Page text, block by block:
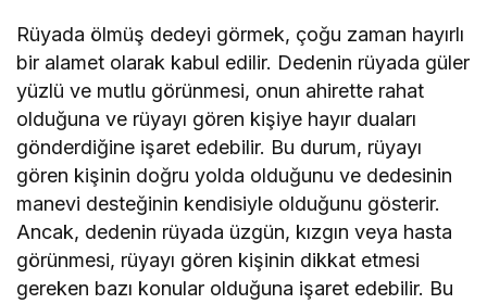
Rüyada ölmüş dedeyi görmek, çoğu zaman hayırlı
bir alamet olarak kabul edilir. Dedenin rüyada güler
yüzlü ve mutlu görünmesi, onun ahirette rahat
olduğuna ve rüyayı gören kişiye hayır duaları
gönderdiğine işaret edebilir. Bu durum, rüyayı
gören kişinin doğru yolda olduğunu ve dedesinin
manevi desteğinin kendisiyle olduğunu gösterir.
Ancak, dedenin rüyada üzgün, kızgın veya hasta
görünmesi, rüyayı gören kişinin dikkat etmesi
gereken bazı konular olduğuna işaret edebilir. Bu